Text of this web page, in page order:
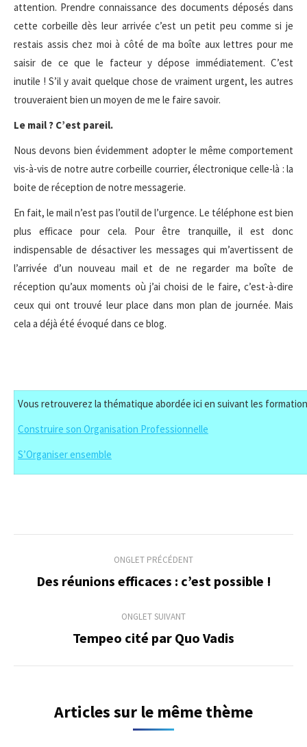
attention. Prendre connaissance des documents déposés dans
cette corbeille dès leur arrivée c’est un petit peu comme si je
restais assis chez moi à côté de ma boîte aux lettres pour me
saisir de ce que le facteur y dépose immédiatement. C’est
inutile ! S’il y avait quelque chose de vraiment urgent, les autres
trouveraient bien un moyen de me le faire savoir.
Le mail ? C’est pareil.
Nous devons bien évidemment adopter le même comportement
vis-à-vis de notre autre corbeille courrier, électronique celle-là : la
boite de réception de notre messagerie.
En fait, le mail n’est pas l’outil de l’urgence. Le téléphone est bien
plus efficace pour cela. Pour être tranquille, il est donc
indispensable de désactiver les messages qui m’avertissent de
l’arrivée d’un nouveau mail et de ne regarder ma boîte de
réception qu’aux moments où j’ai choisi de le faire, c’est-à-dire
ceux qui ont trouvé leur place dans mon plan de journée. Mais
cela a déjà été évoqué dans ce blog.
Vous retrouverez la thématique abordée ici en suivant les
Construire son Organisation Professionnelle
S’Organiser ensemble
commentaire
ONGLET PRÉCÉDENT
Onglet
Des réunions efficaces : c’est possible !
ONGLET SUIVANT
Onglet
Tempeo cité par Quo Vadis
Articles sur le même thème